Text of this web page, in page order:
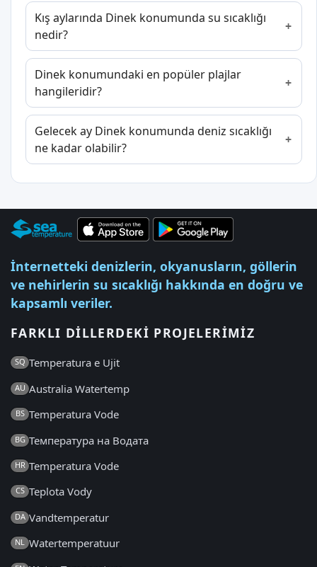
Kış aylarında Dinek konumunda su sıcaklığı
nedir?
Dinek konumundaki en popüler plajlar
hangileridir?
Gelecek ay Dinek konumunda deniz sıcaklığı
ne kadar olabilir?
İnternetteki denizlerin, okyanusların, göllerin
ve nehirlerin su sıcaklığı hakkında en doğru ve
kapsamlı veriler.
FARKLI DILLERDEKI PROJELERIMIZ
SQ Temperatura e Ujit
AU Australia Watertemp
BS Temperatura Vode
BG Температура на Водата
HR Temperatura Vode
CS Teplota Vody
DA Vandtemperatur
NL Watertemperatuur